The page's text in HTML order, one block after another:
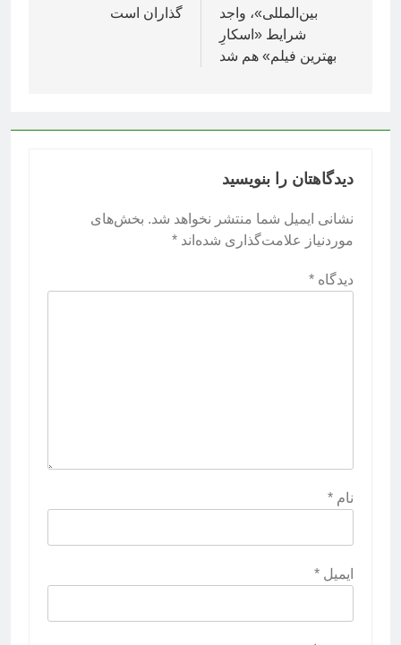
بین‌المللی»، واجد
شرایط «اسکارِ
بهترین فیلم» هم شد
گذاران است
دیدگاهتان را بنویسید
نشانی ایمیل شما منتشر نخواهد شد. بخش‌های
موردنیاز علامت‌گذاری شده‌اند *
دیدگاه *
نام *
ایمیل *